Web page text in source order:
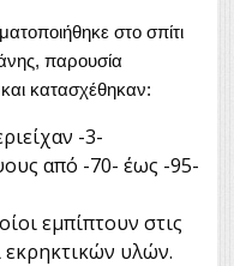
στο σπίτι
παρουσία
κατασχέθηκαν:
-3-
από -70- έως -95-
εμπίπτουν στις
εκρηκτικών υλών.